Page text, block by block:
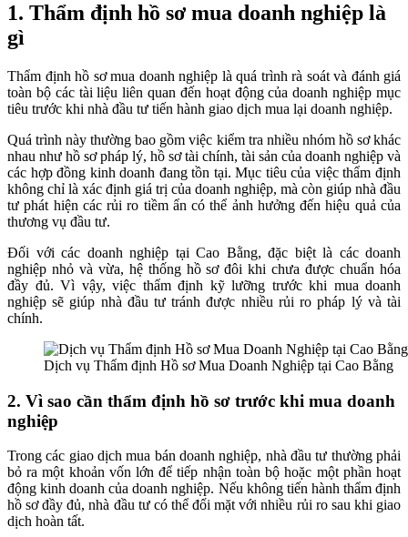
1. Thẩm định hồ sơ mua doanh nghiệp là
gì
Thẩm định hồ sơ mua doanh nghiệp là quá trình rà soát và đánh giá
toàn bộ các tài liệu liên quan đến hoạt động của doanh nghiệp mục
tiêu trước khi nhà đầu tư tiến hành giao dịch mua lại doanh nghiệp.
Quá trình này thường bao gồm việc kiểm tra nhiều nhóm hồ sơ khác
nhau như hồ sơ pháp lý, hồ sơ tài chính, tài sản của doanh nghiệp và
các hợp đồng kinh doanh đang tồn tại. Mục tiêu của việc thẩm định
không chỉ là xác định giá trị của doanh nghiệp, mà còn giúp nhà đầu
tư phát hiện các rủi ro tiềm ẩn có thể ảnh hưởng đến hiệu quả của
thương vụ đầu tư.
Đối với các doanh nghiệp tại Cao Bằng, đặc biệt là các doanh
nghiệp nhỏ và vừa, hệ thống hồ sơ đôi khi chưa được chuẩn hóa
đầy đủ. Vì vậy, việc thẩm định kỹ lưỡng trước khi mua doanh
nghiệp sẽ giúp nhà đầu tư tránh được nhiều rủi ro pháp lý và tài
chính.
Dịch vụ Thẩm định Hồ sơ Mua Doanh Nghiệp tại Cao Bằng
2. Vì sao cần thẩm định hồ sơ trước khi mua doanh
nghiệp
Trong các giao dịch mua bán doanh nghiệp, nhà đầu tư thường phải
bỏ ra một khoản vốn lớn để tiếp nhận toàn bộ hoặc một phần hoạt
động kinh doanh của doanh nghiệp. Nếu không tiến hành thẩm định
hồ sơ đầy đủ, nhà đầu tư có thể đối mặt với nhiều rủi ro sau khi giao
dịch hoàn tất.